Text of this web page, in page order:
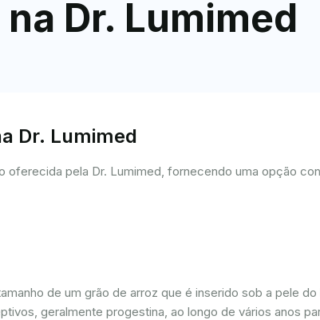
Dr. Lumimed
Dr. Lumimed
pela Dr. Lumimed, fornecendo uma opção
de um grão de arroz que é inserido sob a pele
geralmente progestina, ao longo de vários anos